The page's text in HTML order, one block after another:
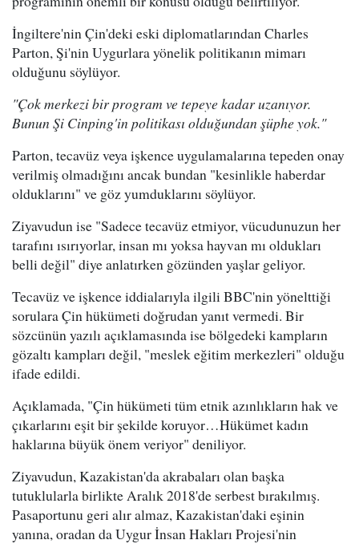
İngiltere'nin Çin'deki eski diplomatlarından Charles
Parton, Şi'nin Uygurlara yönelik politikanın mimarı
olduğunu söylüyor.
"Çok merkezi bir program ve tepeye kadar uzanıyor.
Bunun Şi Cinping'in politikası olduğundan şüphe yok."
Parton, tecavüz veya işkence uygulamalarına tepeden onay
verilmiş olmadığını ancak bundan "kesinlikle haberdar
olduklarını" ve göz yumduklarını söylüyor.
Ziyavudun ise "Sadece tecavüz etmiyor, vücudunuzun her
tarafını ısırıyorlar, insan mı yoksa hayvan mı oldukları
belli değil" diye anlatırken gözünden yaşlar geliyor.
Tecavüz ve işkence iddialarıyla ilgili BBC'nin yönelttiği
sorulara Çin hükümeti doğrudan yanıt vermedi. Bir
sözcünün yazılı açıklamasında ise bölgedeki kampların
gözaltı kampları değil, "meslek eğitim merkezleri" olduğu
ifade edildi.
Açıklamada, "Çin hükümeti tüm etnik azınlıkların hak ve
çıkarlarını eşit bir şekilde koruyor…Hükümet kadın
haklarına büyük önem veriyor" deniliyor.
Ziyavudun, Kazakistan'da akrabaları olan başka
tutuklularla birlikte Aralık 2018'de serbest bırakılmış.
Pasaportunu geri alır almaz, Kazakistan'daki eşinin
yanına, oradan da Uygur İnsan Hakları Projesi'nin